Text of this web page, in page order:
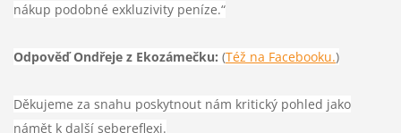
nákup podobné exkluzivity peníze.“
Odpověď Ondřeje z Ekozámečku: (Též na Facebooku.)
Děkujeme za snahu poskytnout nám kritický pohled jako
námět k další sebereflexi.